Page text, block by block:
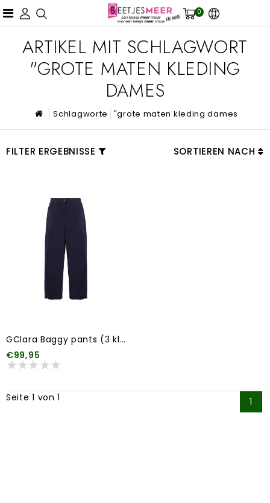
0
ARTIKEL MIT SCHLAGWORT
"GROTE MATEN KLEDING
DAMES
Schlagworte "grote maten kleding dames
FILTER ERGEBNISSE SORTIEREN NACH
GClara Baggy pants (3 kleuren)
€99,95
Seite 1 von 1 1